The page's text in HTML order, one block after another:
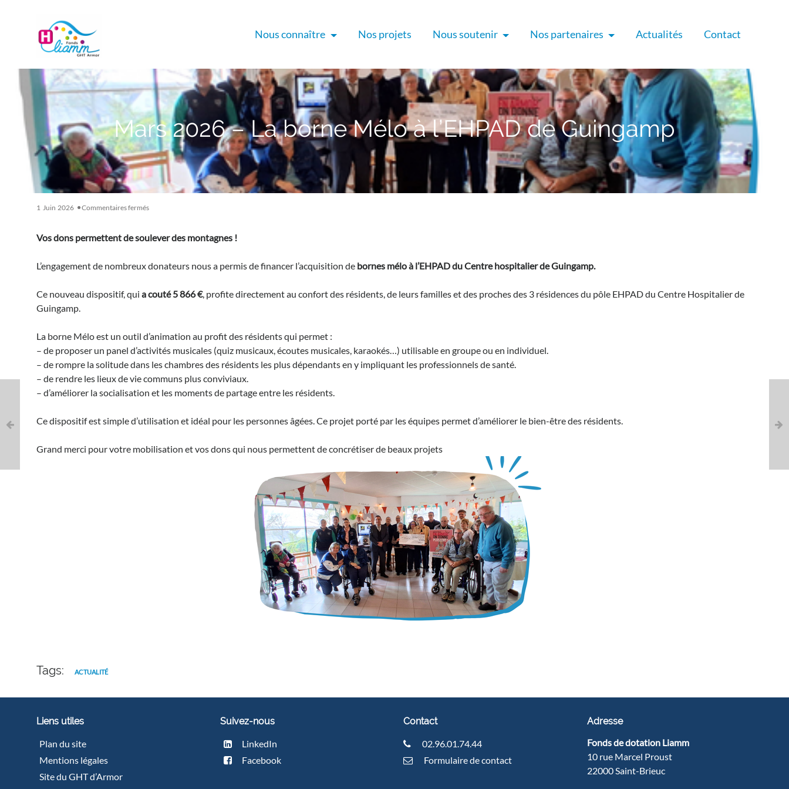
Nous connaître Nos projets Nous soutenir Nos partenaires Actualités Contact
Mars 2026 – La borne Mélo à l’EHPAD de Guingamp
1 Juin 2026 Commentaires ferméssur
–
Mélo
l’EHPAD
Vos dons permettent de soulever des montagnes !
L’engagement de nombreux donateurs nous a permis de financer l’acquisition de bornes mélo à l’EHPAD du Centre hospitalier de Guingamp.
Ce nouveau dispositif, qui a couté 5 866 €, profite directement au confort des résidents, de leurs familles et des proches des 3 résidences du pôle EHPAD du Centre Hospitalier de
Guingamp.
La borne Mélo est un outil d’animation au profit des résidents qui permet :
– de proposer un panel d’activités musicales (quiz musicaux, écoutes musicales, karaokés…) utilisable en groupe ou en individuel.
– de rompre la solitude dans les chambres des résidents les plus dépendants en y impliquant les professionnels de santé.
– de rendre les lieux de vie communs plus conviviaux.
– d’améliorer la socialisation et les moments de partage entre les résidents.
Ce dispositif est simple d’utilisation et idéal pour les personnes âgées. Ce projet porté par les équipes permet d’améliorer le bien-être des résidents.
Grand merci pour votre mobilisation et vos dons qui nous permettent de concrétiser de beaux projets
Tags: ACTUALITÉ
Liens utiles
Plan du site
Mentions légales
Site du GHT d’Armor
Suivez-nous
LinkedIn
Facebook
Contact
02.96.01.74.44
Formulaire de contact
Adresse
Fonds de dotation Liamm
10 rue Marcel Proust
22000 Saint-Brieuc